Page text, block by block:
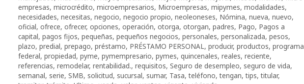
empresas, microcrédito, microempresarios, Microempresas, mipymes, modalidades,
necesidades, necesitas, negocio, negocio propio, neoleoneses, Nómina, nueva, nuevo,
oficial, ofrece, ofrecer, opciones, operación, otorga, otorgan, padres, Pago, Pagos a
capital, pagos fijos, pequeñas, pequeños negocios, personales, personalizada, pesos,
plazo, predial, prepago, préstamo, PRÉSTAMO PERSONAL, producir, productos, programa
federal, propiedad, pyme, pymempresario, pymes, quincenales, reales, reciente,
referencias, remodelar, rentabilidad., requisitos, Seguro de desempleo, seguro de vida,
semanal, serie, SMB, solicitud, sucursal, sumar, Tasa,teléfono,tengan,tips,titular,